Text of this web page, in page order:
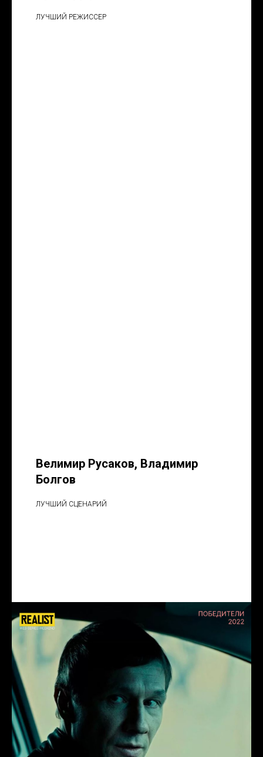
ЛУЧШИЙ РЕЖИССЕР
Велимир Русаков, Владимир
Болгов
ЛУЧШИЙ СЦЕНАРИЙ